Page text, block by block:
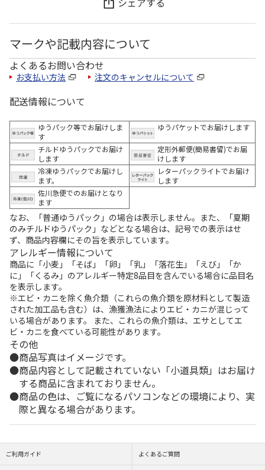
マークや記載内容について
よくあるお問い合わせ
お支払い方法 注文のキャンセルについて
配送情報について
ゆうパック等でお届けしま
す
ゆうパケットでお届けします
チルドゆうパックでお届け
します
定形外郵便(簡易書留)でお届
けします
冷凍ゆうパックでお届けし
ます。
レターパックライトでお届け
します
佐川急便でのお届けとなり
ます
なお、「普通ゆうパック」の場合は表示しません。また、「夏期
のみチルドゆうパック」などとなる場合は、記号での表示はせ
ず、商品内容欄にその旨を表示しています。
アレルギー情報について
商品に「小麦」「そば」「卵」「乳」「落花生」「えび」「か
に」「くるみ」のアレルギー特定8品目を含んでいる場合に品目名
を表示します。
※エビ・カニを除く魚介類（これらの魚介類を原材料として製造
された加工品も含む）は、漁獲漁法によりエビ・カニが混じって
いる場合があります。 また、これらの魚介類は、エサとしてエ
ビ・カニを食べている可能性があります。
その他
商品写真はイメージです。
商品内容として記載されていない「小道具類」はお届け
する商品に含まれておりません。
商品の色は、ご覧になるパソコンなどの環境により、実
際と異なる場合があります。
ご利用ガイド よくあるご質問